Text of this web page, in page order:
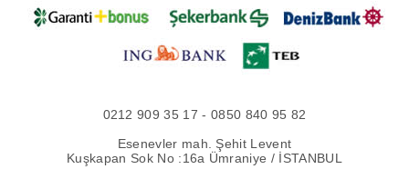
0212 909 35 17 - 0850 840 95 82
Esenevler mah. Şehit Levent
Kuşkapan Sok No :16a Ümraniye / İSTANBUL